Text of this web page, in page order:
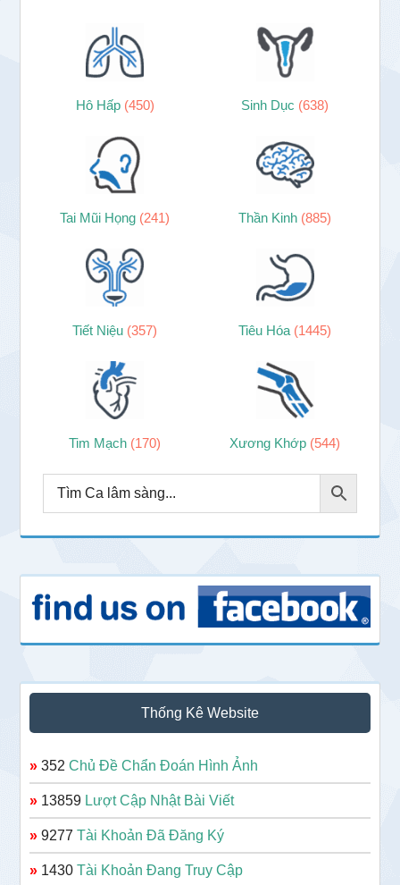
Hô Hấp (450) Sinh Dục (638)
Tai Mũi Họng (241) Thần Kinh (885)
Tiết Niệu (357) Tiêu Hóa (1445)
Tim Mạch (170) Xương Khớp (544)
Thống Kê Website
» 352Chủ Đề Chẩn Đoán Hình Ảnh
» 13859 Lượt Cập Nhật Bài Viết
» 9277Tài Khoản Đã Đăng Ký
» 1430Tài Khoản Đang Truy Cập